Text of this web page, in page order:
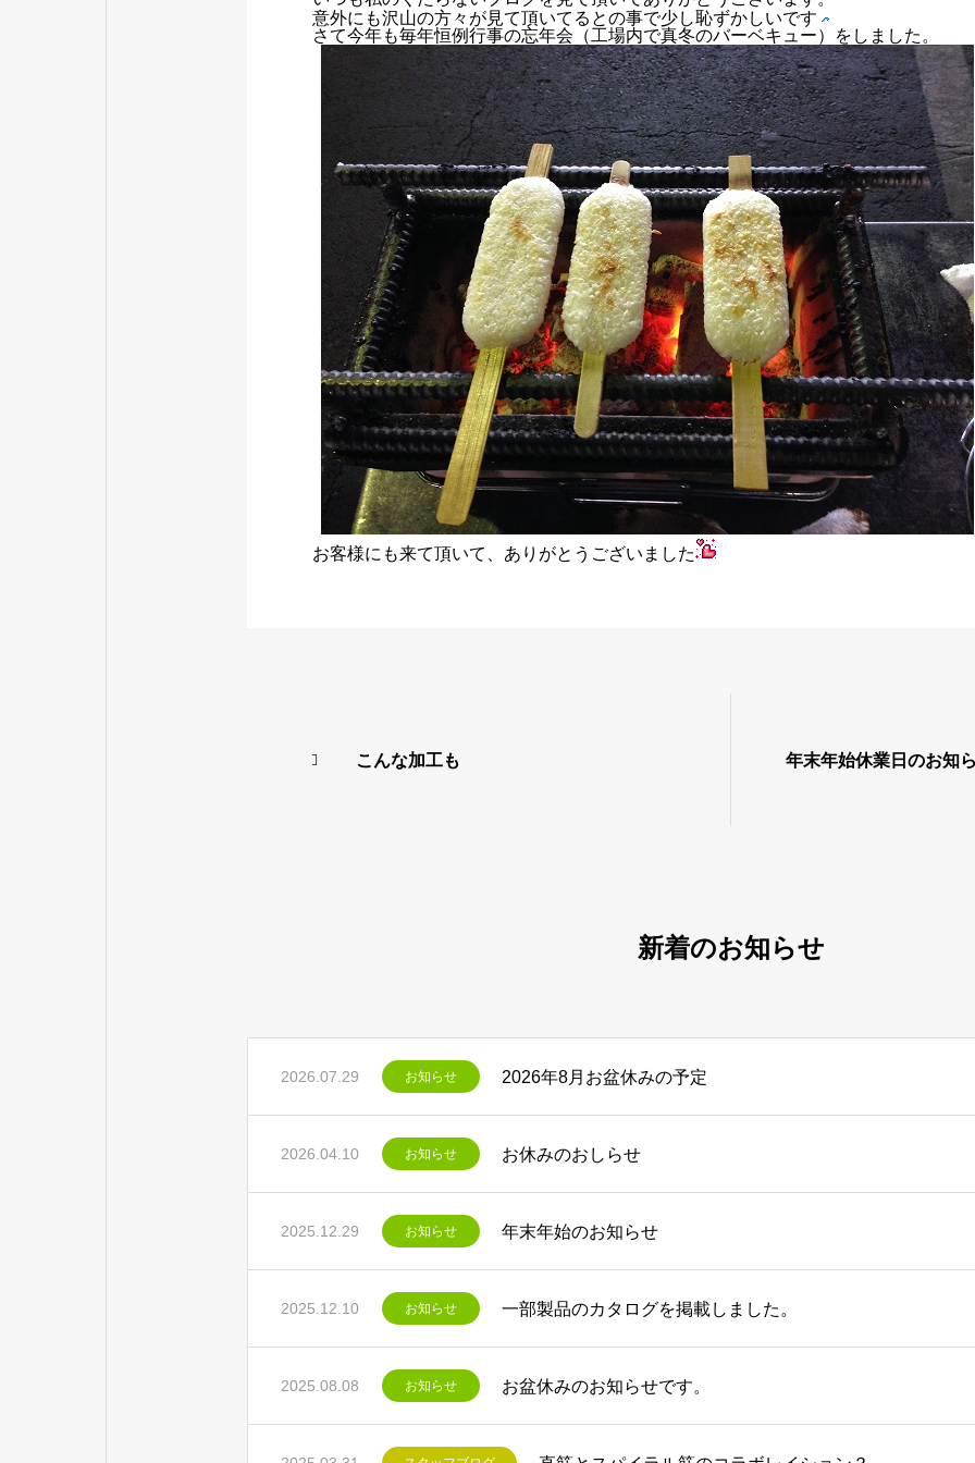
意外にも沢山の方々が見て頂いてるとの事で少し恥ずかしいです
さて今年も毎年恒例行事の忘年会（工場内で真冬のバーベキュー）をしました。
お客様にも来て頂いて、ありがとうございました
こんな加工も 年末年始休業日のお知
新着のお知らせ
2026.07.29 お知らせ 2026年8月お盆休みの予定
2026.04.10 お知らせ お休みのおしらせ
2025.12.29 お知らせ 年末年始のお知らせ
2025.12.10 お知らせ 一部製品のカタログを掲載しました。
2025.08.08 お知らせ お盆休みのお知らせです。